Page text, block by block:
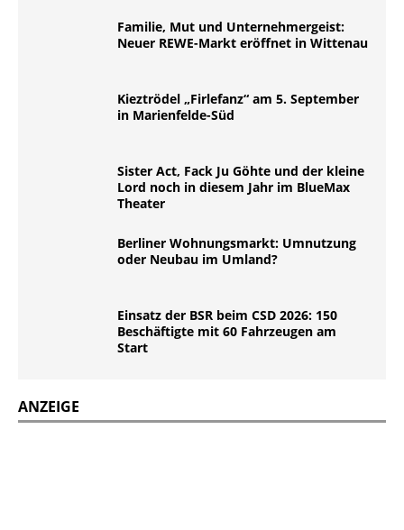
Familie, Mut und Unternehmergeist:
Neuer REWE-Markt eröffnet in Wittenau
Kieztrödel „Firlefanz“ am 5. September
in Marienfelde-Süd
Sister Act, Fack Ju Göhte und der kleine
Lord noch in diesem Jahr im BlueMax
Theater
Berliner Wohnungsmarkt: Umnutzung
oder Neubau im Umland?
Einsatz der BSR beim CSD 2026: 150
Beschäftigte mit 60 Fahrzeugen am
Start
ANZEIGE